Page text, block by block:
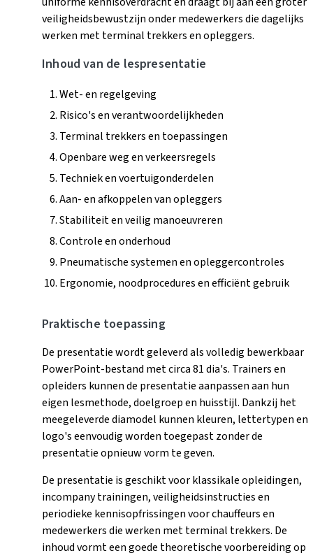
veiligheidsbewustzijn onder medewerkers die dagelijks
werken met terminal trekkers en opleggers.
Inhoud van de lespresentatie
Wet- en regelgeving
Risico's en verantwoordelijkheden
Terminal trekkers en toepassingen
Openbare weg en verkeersregels
Techniek en voertuigonderdelen
Aan- en afkoppelen van opleggers
Stabiliteit en veilig manoeuvreren
Controle en onderhoud
Pneumatische systemen en opleggercontroles
Ergonomie, noodprocedures en efficiënt gebruik
Praktische toepassing
De presentatie wordt geleverd als volledig bewerkbaar
PowerPoint-bestand met circa 81 dia's. Trainers en
opleiders kunnen de presentatie aanpassen aan hun
eigen lesmethode, doelgroep en huisstijl. Dankzij het
meegeleverde diamodel kunnen kleuren, lettertypen en
logo's eenvoudig worden toegepast zonder de
presentatie opnieuw vorm te geven.
De presentatie is geschikt voor klassikale opleidingen,
incompany trainingen, veiligheidsinstructies en
periodieke kennisopfrissingen voor chauffeurs en
medewerkers die werken met terminal trekkers. De
inhoud vormt een goede theoretische voorbereiding op